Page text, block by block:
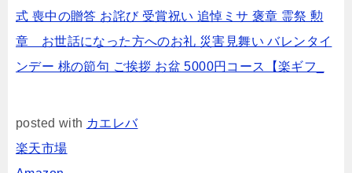
式 喪中の贈答 お詫び 受賞祝い 追悼ミサ 褒章 霊祭 勲
章 お世話になった方へのお礼 災害見舞い バレンタイ
ンデー 桃の節句 ご挨拶 お盆 5000円コース【楽ギフ_
posted with カエレバ
楽天市場